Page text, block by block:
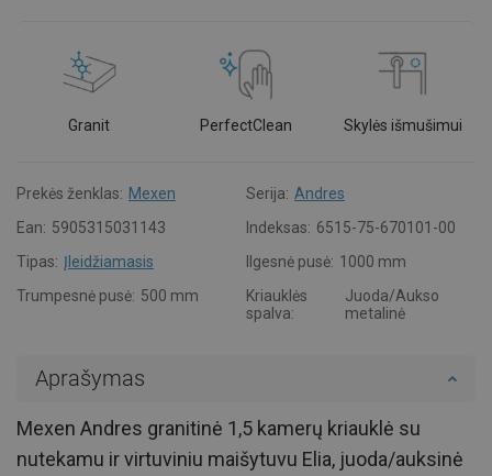
Granit PerfectClean Skylės išmušimui
Prekės ženklas: Mexen Serija: Andres
Ean: 5905315031143 Indeksas: 6515-75-670101-00
Tipas: Įleidžiamasis Ilgesnė pusė: 1000 mm
Trumpesnė pusė: 500 mm
Kriauklės
spalva:
Juoda/Aukso
metalinė
Aprašymas
Mexen Andres granitinė 1,5 kamerų kriauklė su
nutekamu ir virtuviniu maišytuvu Elia, juoda/auksinė